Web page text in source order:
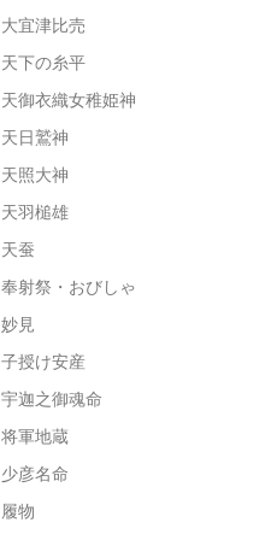
大宜津比売
天下の糸平
天御衣織女稚姫神
天日鷲神
天照大神
天羽槌雄
天蚕
奉射祭・おびしゃ
妙見
子授け安産
宇迦之御魂命
将軍地蔵
少彦名命
履物